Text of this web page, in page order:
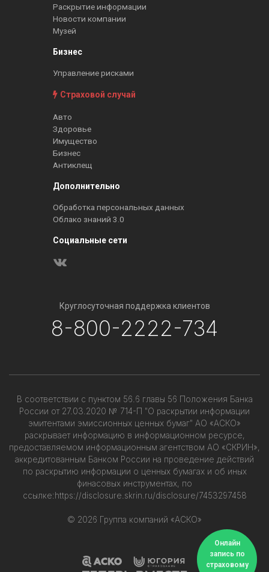
Онлайн
запись по
страховому
Раскрытие информации
Новости компании
Музей
Бизнес
Управление рисками
Страховой случай
Авто
Здоровье
Имущество
Бизнес
Антиклещ
Дополнительно
Обработка персональных данных
Облако знаний 3.0
Социальные сети
Круглосуточная поддержка клиентов
8-800-2222-734
В соответствии с пунктом 56.6 главы 56 Положения Банка
России от 27.03.2020 № 714-П "О раскрытии информации
эмитентами эмиссионных ценных бумаг" АО «АСКО»
раскрывает информацию в информационном ресурсе,
предоставляемом информационным агентством АО «СКРИН»,
аккредитованным Банком России на проведение действий
по раскрытию информации о ценных бумагах и об иных
финасовых инструментах, по
ссылке:https://disclosure.skrin.ru/disclosure/7453297458
© 2026 Группа компаний «АСКО»